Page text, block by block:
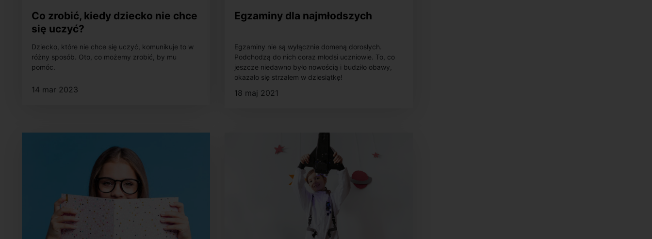
Co zrobić, kiedy dziecko nie chce
się uczyć?
Dziecko, które nie chce się uczyć, komunikuje to w
różny sposób. Oto, co możemy zrobić, by mu
pomóc.
14 mar 2023
Egzaminy dla najmłodszych
Egzaminy nie są wyłącznie domeną dorosłych.
Podchodzą do nich coraz młodsi uczniowie. To, co
jeszcze niedawno było nowością i budziło obawy,
okazało się strzałem w dziesiątkę!
18 maj 2021